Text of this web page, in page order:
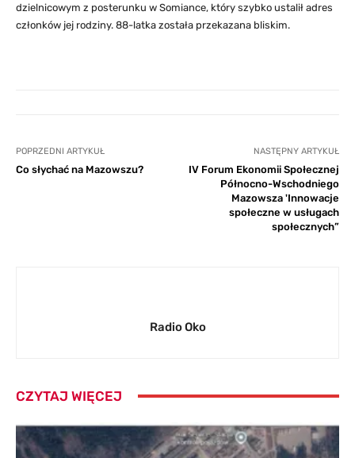
dzielnicowym z posterunku w Somiance, który szybko ustalił adres
członków jej rodziny. 88-latka została przekazana bliskim.
POPRZEDNI ARTYKUŁ
Co słychać na Mazowszu?
NASTĘPNY ARTYKUŁ
IV Forum Ekonomii Społecznej
Północno-Wschodniego
Mazowsza 'Innowacje
społeczne w usługach
społecznych”
Radio Oko
CZYTAJ WIĘCEJ